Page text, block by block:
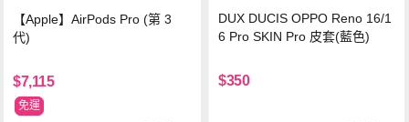
【Apple】AirPods Pro (第 3
代)
$7,115
免運
DUX DUCIS OPPO Reno 16/1
6 Pro SKIN Pro 皮套(藍色)
$350